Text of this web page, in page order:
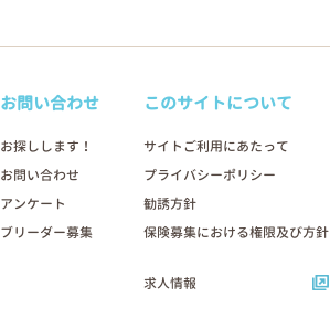
お問い合わせ
お探しします！
お問い合わせ
アンケート
ブリーダー募集
このサイトについて
サイトご利用にあたって
プライバシーポリシー
勧誘方針
保険募集における権限及び方針
求人情報